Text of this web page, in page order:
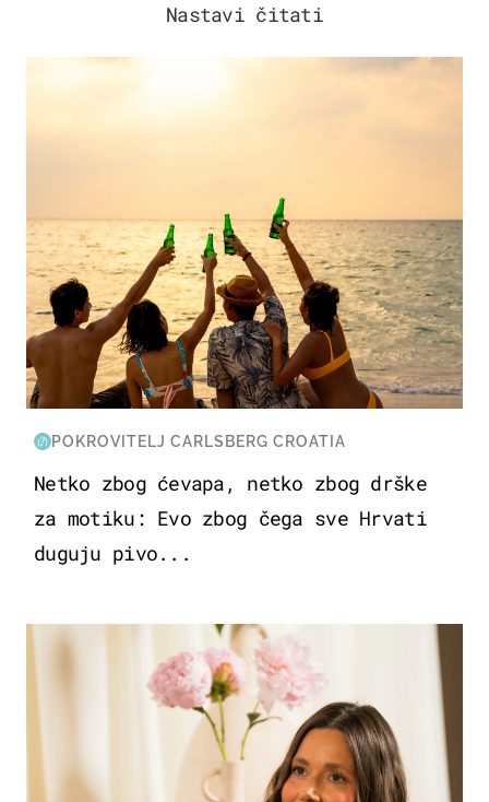
Nastavi čitati
POKROVITELJ CARLSBERG CROATIA
Netko zbog ćevapa, netko zbog drške
za motiku: Evo zbog čega sve Hrvati
duguju pivo...
MODA & LJEPOTA